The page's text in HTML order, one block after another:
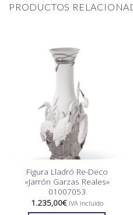
PRODUCTOS
Figura Lladró Re-Deco
«Jarrón Garzas Reales»
01007053
1.235,00€ IVA incluido